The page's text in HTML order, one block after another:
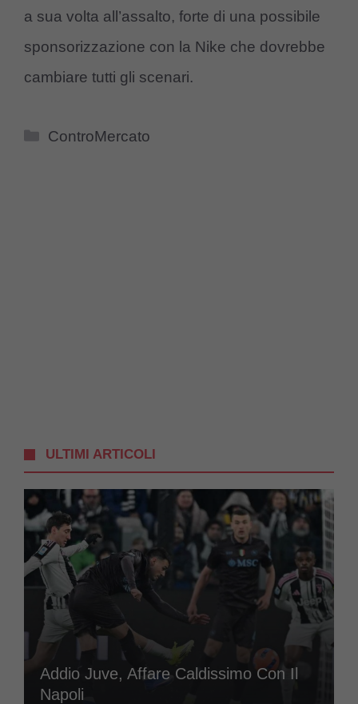
a sua volta all’assalto, forte di una possibile
sponsorizzazione con la Nike che dovrebbe
cambiare tutti gli scenari.
Categorie
ControMercato
ULTIMI ARTICOLI
Addio Juve, Affare Caldissimo Con Il
Napoli